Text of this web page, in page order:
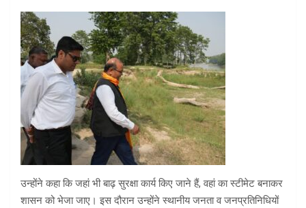
उन्होंने कहा कि जहां भी बाढ़ सुरक्षा कार्य किए जाने हैं, वहां का स्टीमेट बनाकर
शासन को भेजा जाए। इस दौरान उन्होंने स्थानीय जनता व जनप्रतिनिधियों